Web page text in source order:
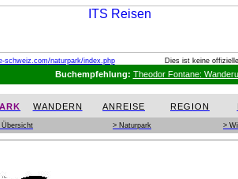
schweiz.com/naturpark/index.php Dies ist keine
Buchempfehlung: Theodor Fontane:
WANDERN ANREISE REGION
Übersicht > Naturpark >